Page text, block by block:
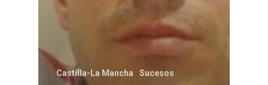
Castilla-La Mancha
Sucesos
Ciudad Real
Albacete
Cuenca
Guadalajara
Economía
Educación